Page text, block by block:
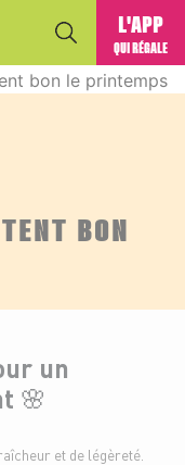
L'APP
QUI RÉGALE
BON
un
🌸
et de légèreté.